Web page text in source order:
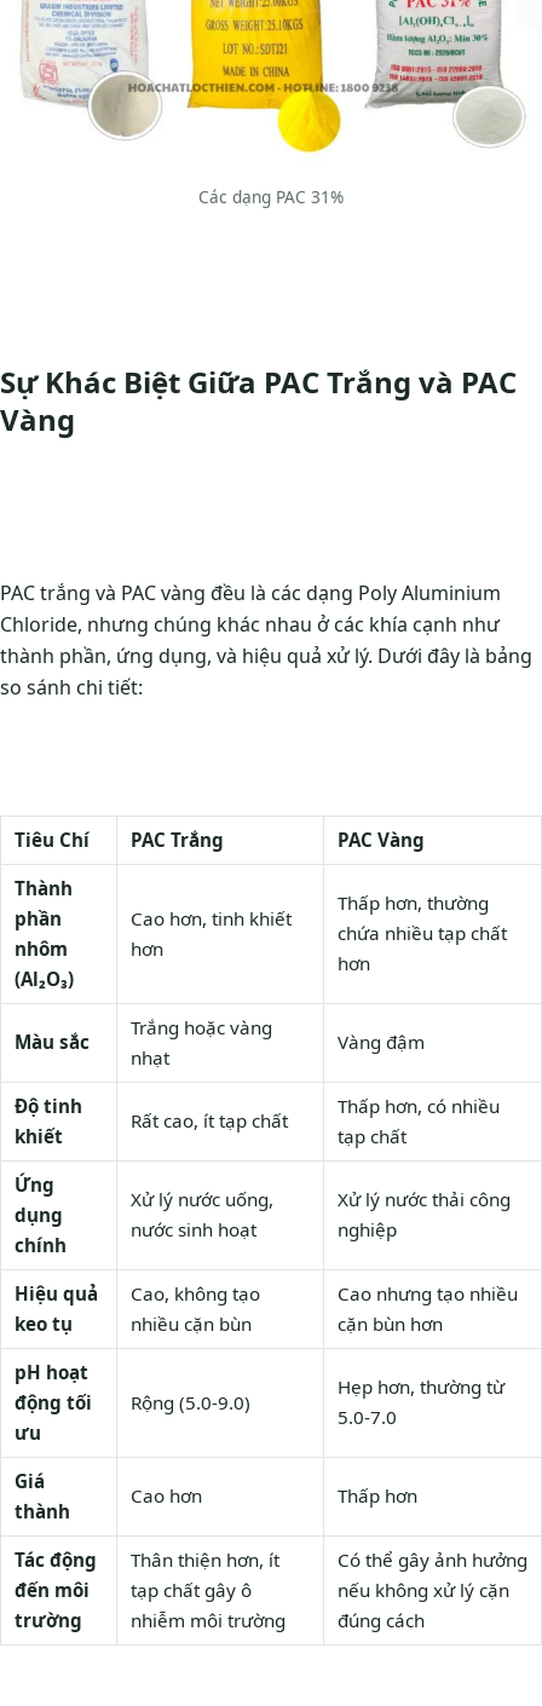
Các dạng PAC 31%
Sự Khác Biệt Giữa PAC Trắng và PAC
Vàng
PAC trắng và PAC vàng đều là các dạng Poly Aluminium
Chloride, nhưng chúng khác nhau ở các khía cạnh như
thành phần, ứng dụng, và hiệu quả xử lý. Dưới đây là bảng
so sánh chi tiết:
Tiêu Chí PAC Trắng
PAC Vàng
Thành
phần
nhôm
(Al₂O₃)
Cao hơn, tinh khiết
hơn
Thấp hơn, thường
chứa nhiều tạp chất
hơn
Màu sắc
Trắng hoặc vàng
nhạt
Vàng đậm
Độ tinh
khiết
Rất cao, ít tạp chất
Thấp hơn, có nhiều
tạp chất
Ứng
dụng
chính
Xử lý nước uống,
nước sinh hoạt
Xử lý nước thải công
nghiệp
Hiệu quả
keo tụ
Cao, không tạo
nhiều cặn bùn
Cao nhưng tạo nhiều
cặn bùn hơn
pH hoạt
động tối
ưu
Rộng (5.0-9.0)
Hẹp hơn, thường từ
5.0-7.0
Giá
thành
Cao hơn Thấp hơn
Tác động
đến môi
trường
Thân thiện hơn, ít
tạp chất gây ô
nhiễm môi trường
Có thể gây ảnh hưởng
nếu không xử lý cặn
đúng cách